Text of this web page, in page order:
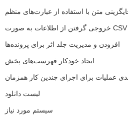
متن با استفاده از عبارت‌های منظم
افزودن و مدیریت جلد اثر برای پرونده‌ها
ایجاد خودکار فهرست‌های پخش
عملیات برای اجرای چندین کار همزمان
لیست دانلود
سیستم مورد نیاز